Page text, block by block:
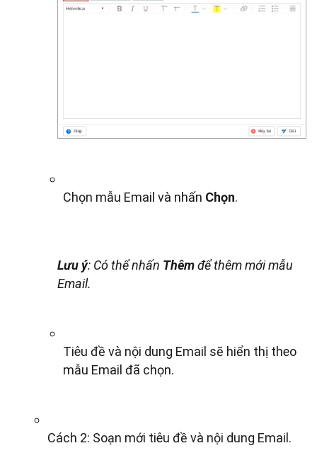
Chọn mẫu Email và nhấn Chọn.
Lưu ý: Có thể nhấn Thêmđể thêm mới mẫu
Email.
Tiêu đề và nội dung Email sẽ hiển thị theo
mẫu Email đã chọn.
Cách 2: Soạn mới tiêu đề và nội dung Email.